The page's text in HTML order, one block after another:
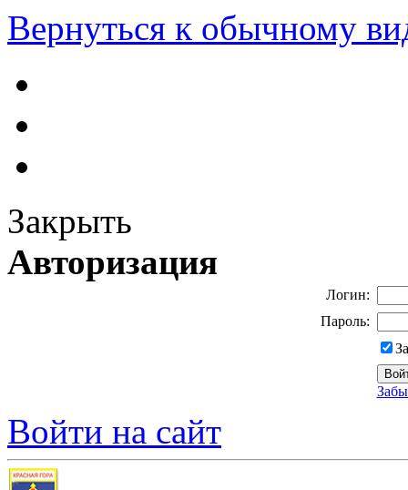
Вернуться к обычному
Закрыть
Авторизация
Логин:
Пароль:
Войти на сайт